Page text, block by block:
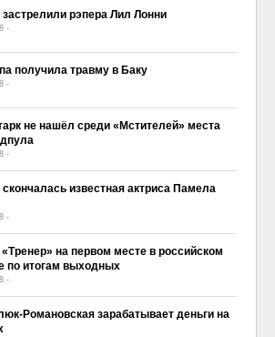
рэпера Лил Лонни
-
получила травму в Баку
-
не нашёл среди «Мстителей» места
-
известная актриса Памела
-
на первом месте в российском
по итогам выходных
-
Романовская зарабатывает деньги на